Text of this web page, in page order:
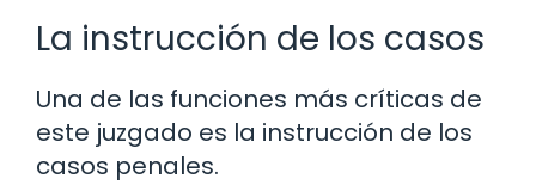
La instrucción de los casos
Una de las funciones más críticas de
este juzgado es la instrucción de los
casos penales.